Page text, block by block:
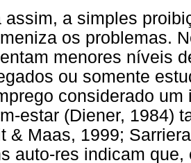
assim, a simples
os problemas.
menores níveis
ou somente
considerado
estar (Diener, 1984)
& Maas, 1999;
auto-res indicam